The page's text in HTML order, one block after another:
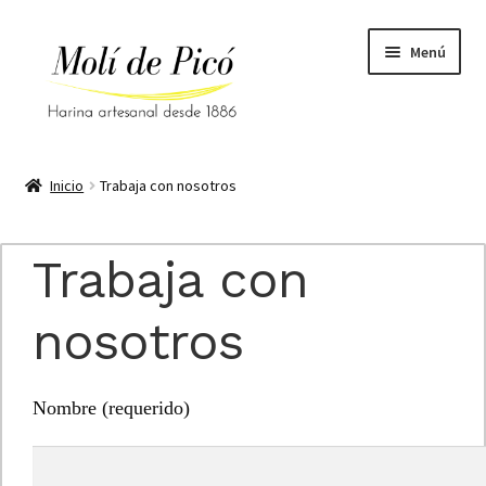
navegación
contenido
Menú
Blog
Carrito
Contacto
Inicio Trabaja con nosotros
Trabaja con
nosotros
Nombre (requerido)